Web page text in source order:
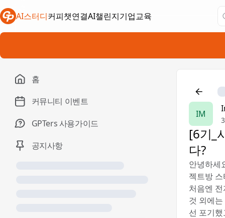
AI스터디커피챗연결
새 탭에서 열림AI챌린지
새 탭에서 열림
기업교육
새 탭에서 열림
홈
커뮤니티 이벤트
GPTers 사용가이드
공지사항
IM
[6기_
다?
안녕하세
젝트방 스
처음엔
것 외에
선 포기